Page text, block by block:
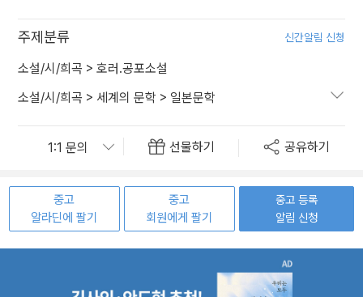
주제분류 신간알림 신청
소설/시/희곡 > 호러.공포소설
소설/시/희곡 > 세계의 문학 > 일본문학
선물하기 공유하기
중고
알라딘에 팔기
중고
회원에게 팔기
중고 등록
알림 신청